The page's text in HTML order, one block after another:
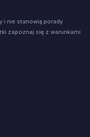
i nie stanowią porady
zapoznaj się z warunkami